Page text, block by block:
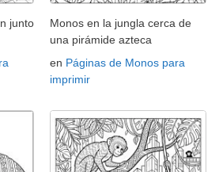
junto
Monos en la jungla cerca de
una pirámide azteca
en Páginas de Monos para
imprimir